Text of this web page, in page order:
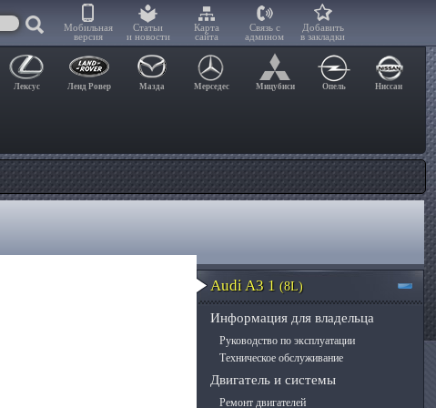
Мобильная
версия
Статьи
и новости
Карта
сайта
Связь с
админом
Добавить
в закладки
Лексус Ленд Ровер Мазда Мерседес Мицубиси Опель Ниссан
Audi A3 1 (8L)
Информация для владельца
Руководство по эксплуатации
Техническое обслуживание
Двигатель и системы
Ремонт двигателей